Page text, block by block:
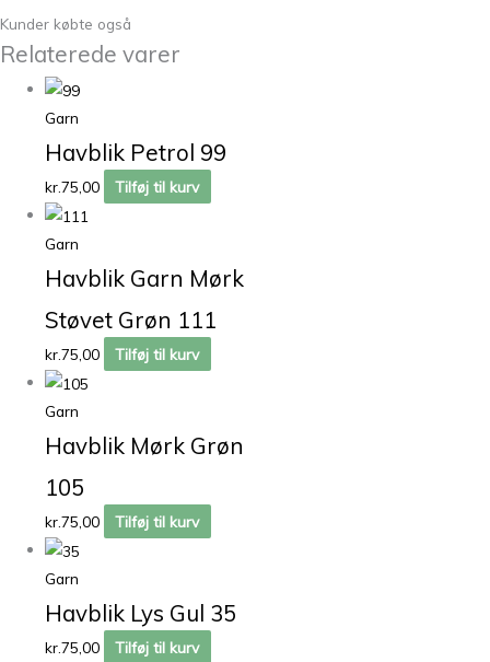
Kunder købte også
Relaterede varer
Garn
Havblik Petrol 99
kr.75,00 Tilføj til kurv
Garn
Havblik Garn Mørk
Støvet Grøn 111
kr.75,00 Tilføj til kurv
Garn
Havblik Mørk Grøn
105
kr.75,00 Tilføj til kurv
Garn
Havblik Lys Gul 35
kr.75,00 Tilføj til kurv